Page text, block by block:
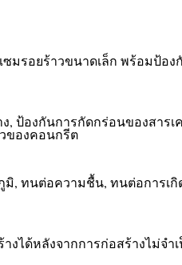
รอยร้าวขนาดเล็ก พร้อมป้อ
, ป้องกันการกัดกร่อนของสาร
ของคอนกรีต
ทนต่อความชื้น, ทนต่อการเ
งได้หลังจากการก่อสร้างไม่จ